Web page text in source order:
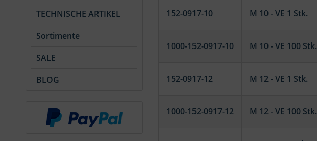
TECHNISCHE ARTIKEL
Sortimente
SALE
BLOG
152-0917-10 M 10 - VE 1 Stk.
1000-152-0917-10 M 10 - VE 100 Stk.
152-0917-12 M 12 - VE 1 Stk.
1000-152-0917-12 M 12 - VE 100 Stk.